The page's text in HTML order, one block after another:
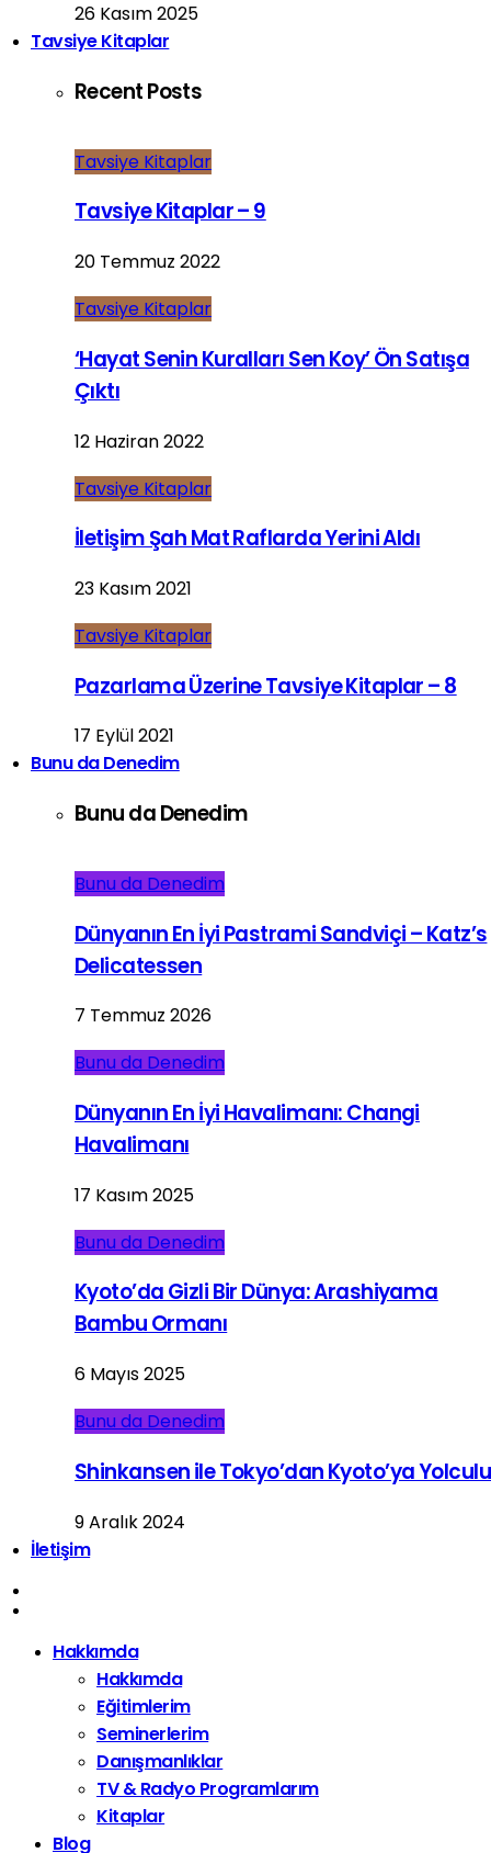
26 Kasım 2025
Tavsiye Kitaplar
Recent Posts
Tavsiye Kitaplar
Tavsiye Kitaplar – 9
20 Temmuz 2022
Tavsiye Kitaplar
‘Hayat Senin Kuralları Sen Koy’ Ön Satışa
Çıktı
12 Haziran 2022
Tavsiye Kitaplar
İletişim Şah Mat Raflarda Yerini Aldı
23 Kasım 2021
Tavsiye Kitaplar
Pazarlama Üzerine Tavsiye Kitaplar – 8
17 Eylül 2021
Bunu da Denedim
Bunu da Denedim
Bunu da Denedim
Dünyanın En İyi Pastrami Sandviçi – Katz’s
Delicatessen
7 Temmuz 2026
Bunu da Denedim
Dünyanın En İyi Havalimanı: Changi
Havalimanı
17 Kasım 2025
Bunu da Denedim
Kyoto’da Gizli Bir Dünya: Arashiyama
Bambu Ormanı
6 Mayıs 2025
Bunu da Denedim
Shinkansen ile Tokyo’dan Kyoto’ya
9 Aralık 2024
İletişim
Hakkımda
Hakkımda
Eğitimlerim
Seminerlerim
Danışmanlıklar
TV & Radyo Programlarım
Kitaplar
Blog